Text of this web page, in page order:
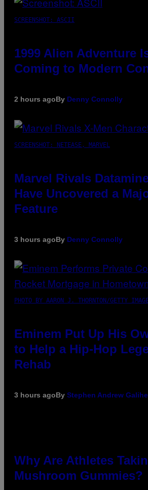
SCREENSHOT: ASCII
1999 Alien Adventure
Coming to Modern
2 hours agoBy Denny Connolly
SCREENSHOT: NETEASE, MARVEL
Marvel Rivals
Have Uncovered a
Feature
3 hours agoBy Denny Connolly
PHOTO BY AARON J. THORNTON/GETTY
Eminem Put Up His
to Help a Hip-Hop
Rehab
3 hours agoBy Stephen Andrew
Why Are Athletes
Mushroom Gummies?